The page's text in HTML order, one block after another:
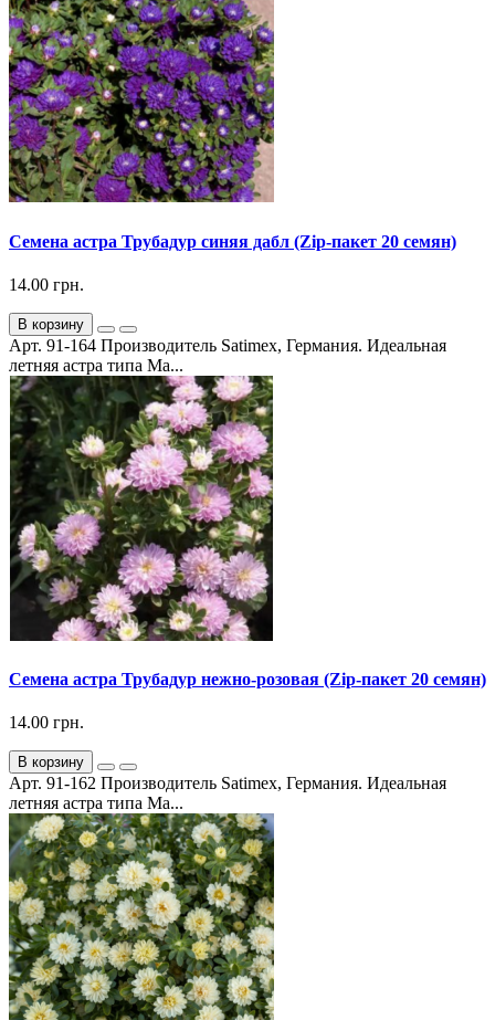
Семена астра Трубадур синяя дабл (Zip-пакет 20 семян)
14.00 грн.
В корзину
Арт. 91-164 Производитель Satimex, Германия. Идеальная
летняя астра типа Ма...
Семена астра Трубадур нежно-розовая (Zip-пакет 20 семян)
14.00 грн.
В корзину
Арт. 91-162 Производитель Satimex, Германия. Идеальная
летняя астра типа Ма...